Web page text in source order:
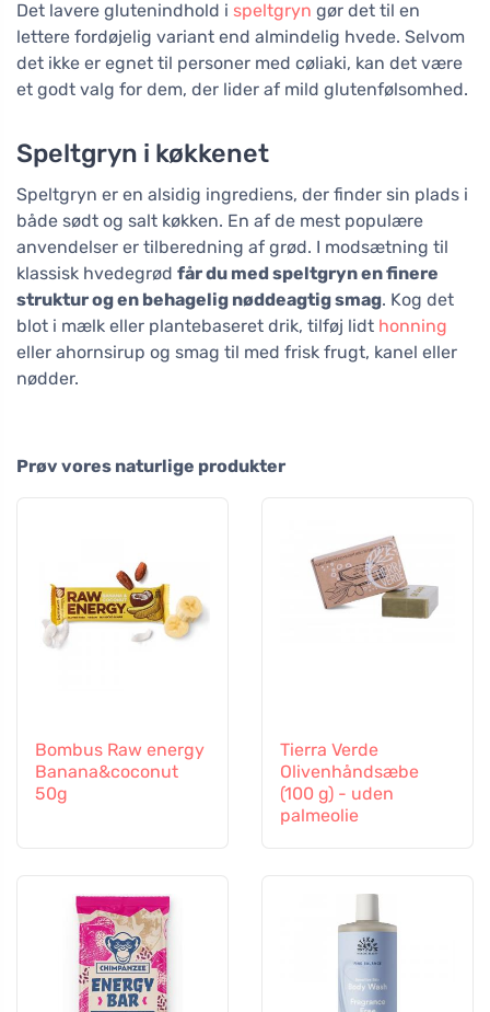
Det lavere glutenindhold i speltgryn gør det til en
lettere fordøjelig variant end almindelig hvede. Selvom
det ikke er egnet til personer med cøliaki, kan det være
et godt valg for dem, der lider af mild glutenfølsomhed.
Speltgryn i køkkenet
Speltgryn er en alsidig ingrediens, der finder sin plads i
både sødt og salt køkken. En af de mest populære
anvendelser er tilberedning af grød. I modsætning til
klassisk hvedegrød får du med speltgryn en finere
struktur og en behagelig nøddeagtig smag. Kog det
blot i mælk eller plantebaseret drik, tilføj lidt honning
eller ahornsirup og smag til med frisk frugt, kanel eller
nødder.
Prøv vores naturlige produkter
Bombus Raw energy
Banana&coconut
50g
Tierra Verde
Olivenhåndsæbe
(100 g) - uden
palmeolie